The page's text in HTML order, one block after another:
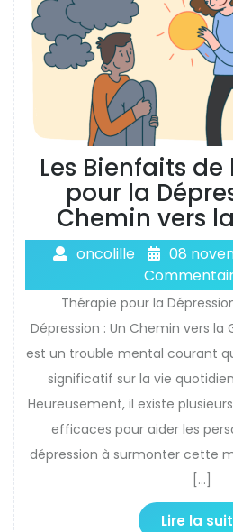
Les Bienfaits
pour la
Chemin vers
oncolille 08
Thérapie pour la
Dépression : Un Chemin vers la
est un trouble mental courant
significatif sur la vie
Heureusement, il existe
efficaces pour aider les
dépression à surmonter cette
[…]
Lire la